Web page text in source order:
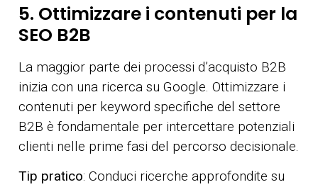
5. Ottimizzare i contenuti per la
SEO B2B
La maggior parte dei processi d’acquisto B2B
inizia con una ricerca su Google. Ottimizzare i
contenuti per keyword specifiche del settore
B2B è fondamentale per intercettare potenziali
clienti nelle prime fasi del percorso decisionale.
Tip pratico: Conduci ricerche approfondite su